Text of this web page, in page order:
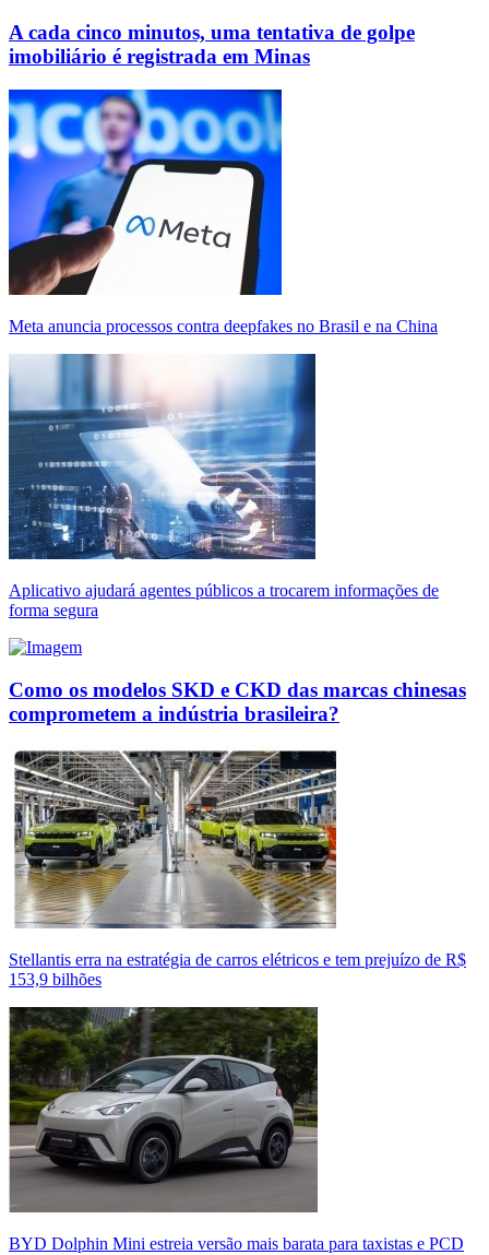
A cada cinco minutos, uma tentativa de golpe
imobiliário é registrada em Minas
Meta anuncia processos contra deepfakes no Brasil e na China
Aplicativo ajudará agentes públicos a trocarem informações de
forma segura
Como os modelos SKD e CKD das marcas chinesas
comprometem a indústria brasileira?
Stellantis erra na estratégia de carros elétricos e tem prejuízo de R$
153,9 bilhões
BYD Dolphin Mini estreia versão mais barata para taxistas e PCD